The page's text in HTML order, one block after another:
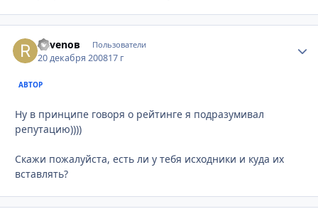
Ravenов Пользователи
20 декабря 200817 г
АВТОР
Ну в принципе говоря о рейтинге я подразумивал
репутацию))))
Скажи пожалуйста, есть ли у тебя исходники и куда их
вставлять?